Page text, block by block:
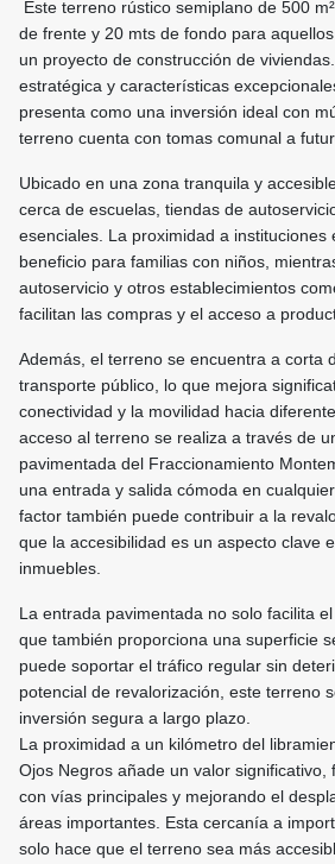
Este terreno rústico semiplano de 500
de frente y 20 mts de fondo para
un proyecto de construcción de
estratégica y características
presenta como una inversión ideal con
terreno cuenta con tomas comunal a
Ubicado en una zona tranquila y
cerca de escuelas, tiendas de
esenciales. La proximidad a instituciones
beneficio para familias con niños,
autoservicio y otros establecimientos
facilitan las compras y el acceso a
Además, el terreno se encuentra a corta
transporte público, lo que mejora
conectividad y la movilidad hacia
acceso al terreno se realiza a través de
pavimentada del Fraccionamiento
una entrada y salida cómoda en
factor también puede contribuir a la
que la accesibilidad es un aspecto clave
inmuebles.
La entrada pavimentada no solo facilita
que también proporciona una superficie
puede soportar el tráfico regular sin
potencial de revalorización, este terreno
inversión segura a largo plazo.
La proximidad a un kilómetro del
Ojos Negros añade un valor significativo,
con vías principales y mejorando el
áreas importantes. Esta cercanía a
solo hace que el terreno sea más